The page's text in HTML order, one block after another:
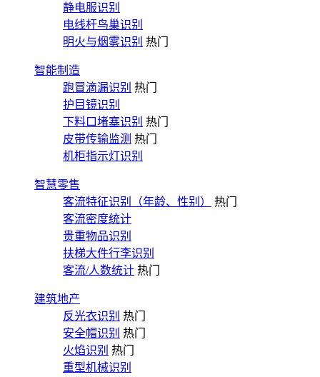
静电服识别
电线杆鸟巢识别
明火与烟雾识别 热门
智能制造
跑冒滴漏识别 热门
护目镜识别
下料口堵塞识别 热门
皮带传输监测 热门
机柜指示灯识别
智慧零售
客流特征识别（年龄、性别）
热门
客流密度统计
贵重物品识别
扶梯大件行李识别
客流/人数统计 热门
建筑地产
反光衣识别 热门
安全帽识别 热门
火焰识别 热门
重型机械识别